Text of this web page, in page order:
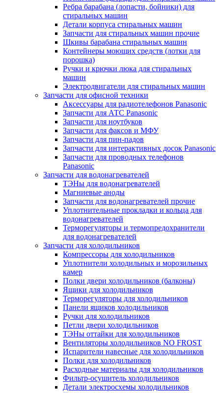
Ребра барабана (лопасти, бойники) для
стиральных машин
Детали корпуса стиральных машин
Запчасти для стиральных машин прочие
Шкивы барабана стиральных машин
Контейнеры моющих средств (лотки для
порошка)
Ручки и крючки люка для стиральных
машин
Электродвигатели для стиральных машин
Запчасти для офисной техники
Аксессуары для радиотелефонов Panasonic
Запчасти для АТС Panasonic
Запчасти для ноутбуков
Запчасти для факсов и МФУ
Запчасти для пин-падов
Запчасти для интерактивных досок Panasonic
Запчасти для проводных телефонов
Panasonic
Запчасти для водонагревателей
ТЭНы для водонагревателей
Магниевые аноды
Запчасти для водонагревателей прочие
Уплотнительные прокладки и кольца для
водонагревателей
Терморегуляторы и термопредохранители
для водонагревателей
Запчасти для холодильников
Компрессоры для холодильников
Уплотнители холодильных и морозильных
камер
Полки двери холодильников (балконы)
Ящики для холодильников
Терморегуляторы для холодильников
Панели ящиков холодильников
Ручки для холодильников
Петли двери холодильников
ТЭНы оттайки для холодильников
Вентиляторы холодильников NO FROST
Испарители навесные для холодильников
Полки для холодильников
Расходные материалы для холодильников
Фильтр-осушитель холодильников
Детали электросхемы холодильников